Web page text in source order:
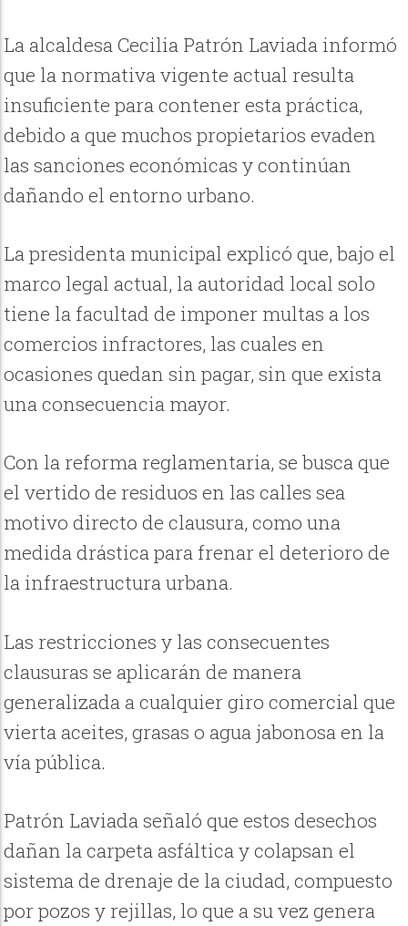
La alcaldesa Cecilia Patrón Laviada informó
que la normativa vigente actual resulta
insuficiente para contener esta práctica,
debido a que muchos propietarios evaden
las sanciones económicas y continúan
dañando el entorno urbano.
La presidenta municipal explicó que, bajo el
marco legal actual, la autoridad local solo
tiene la facultad de imponer multas a los
comercios infractores, las cuales en
ocasiones quedan sin pagar, sin que exista
una consecuencia mayor.
Con la reforma reglamentaria, se busca que
el vertido de residuos en las calles sea
motivo directo de clausura, como una
medida drástica para frenar el deterioro de
la infraestructura urbana.
Las restricciones y las consecuentes
clausuras se aplicarán de manera
generalizada a cualquier giro comercial que
vierta aceites, grasas o agua jabonosa en la
vía pública.
Patrón Laviada señaló que estos desechos
dañan la carpeta asfáltica y colapsan el
sistema de drenaje de la ciudad, compuesto
por pozos y rejillas, lo que a su vez genera